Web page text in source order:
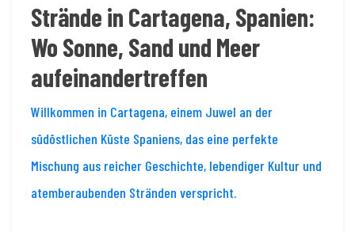
Strände in Cartagena, Spanien:
Wo Sonne, Sand und Meer
aufeinandertreffen
Willkommen in Cartagena, einem Juwel an der
südöstlichen Küste Spaniens, das eine perfekte
Mischung aus reicher Geschichte, lebendiger Kultur und
atemberaubenden Stränden verspricht.